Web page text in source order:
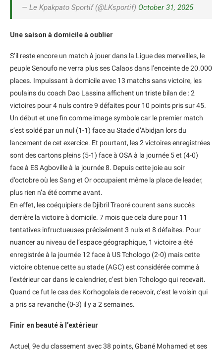
— Le Kpakpato Sportif (@LKsportif) October 31, 2025
Une saison à domicile à oublier
S’il reste encore un match à jouer dans la Ligue des merveilles, le
peuple Senoufo ne verra plus ses Calaos dans l’enceinte de 20.000
places. Impuissant à domicile avec 13 matchs sans victoire, les
poulains du coach Dao Lassina affichent un triste bilan de : 2
victoires pour 4 nuls contre 9 défaites pour 10 points pris sur 45.
Un début et une fin comme image symbole car le premier match
s’est soldé par un nul (1-1) face au Stade d’Abidjan lors du
lancement de cet exercice. Et pourtant, les 2 victoires enregistrées
sont des cartons pleins (5-1) face à OSA à la journée 5 et (4-0)
face à ES Agboville à la journée 8. Depuis cette joie au soir
d’octobre où les Sang et Or occupaient même la place de leader,
plus rien n’a été comme avant.
En effet, les coéquipiers de Djibril Traoré courent sans succès
derrière la victoire à domicile. 7 mois que cela dure pour 11
tentatives infructueuses précisément 3 nuls et 8 défaites. Pour
nuancer au niveau de l’espace géographique, 1 victoire a été
enregistrée à la journée 12 face à US Tchologo (2-0) mais cette
victoire obtenue cette au stade (AGC) est considérée comme à
l’extérieur car dans le calendrier, c’est bien Tchologo qui recevait.
Quand ce fut le cas des Korhogolais de recevoir, c’est le voisin qui
a pris sa revanche (0-3) il y a 2 semaines.
Finir en beauté à l’extérieur
Actuel, 9e du classement avec 38 points, Gbané Mohamed et ses